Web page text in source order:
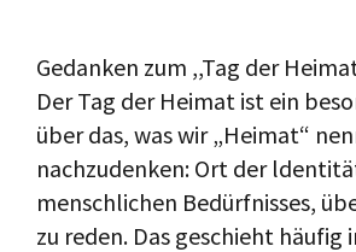
Gedanken zum ,,Tag der
Der Tag der Heimat ist ein
über das, was wir „Heimat“
nachzudenken: Ort der
menschlichen Bedürfnisses,
zu reden. Das geschieht häufig